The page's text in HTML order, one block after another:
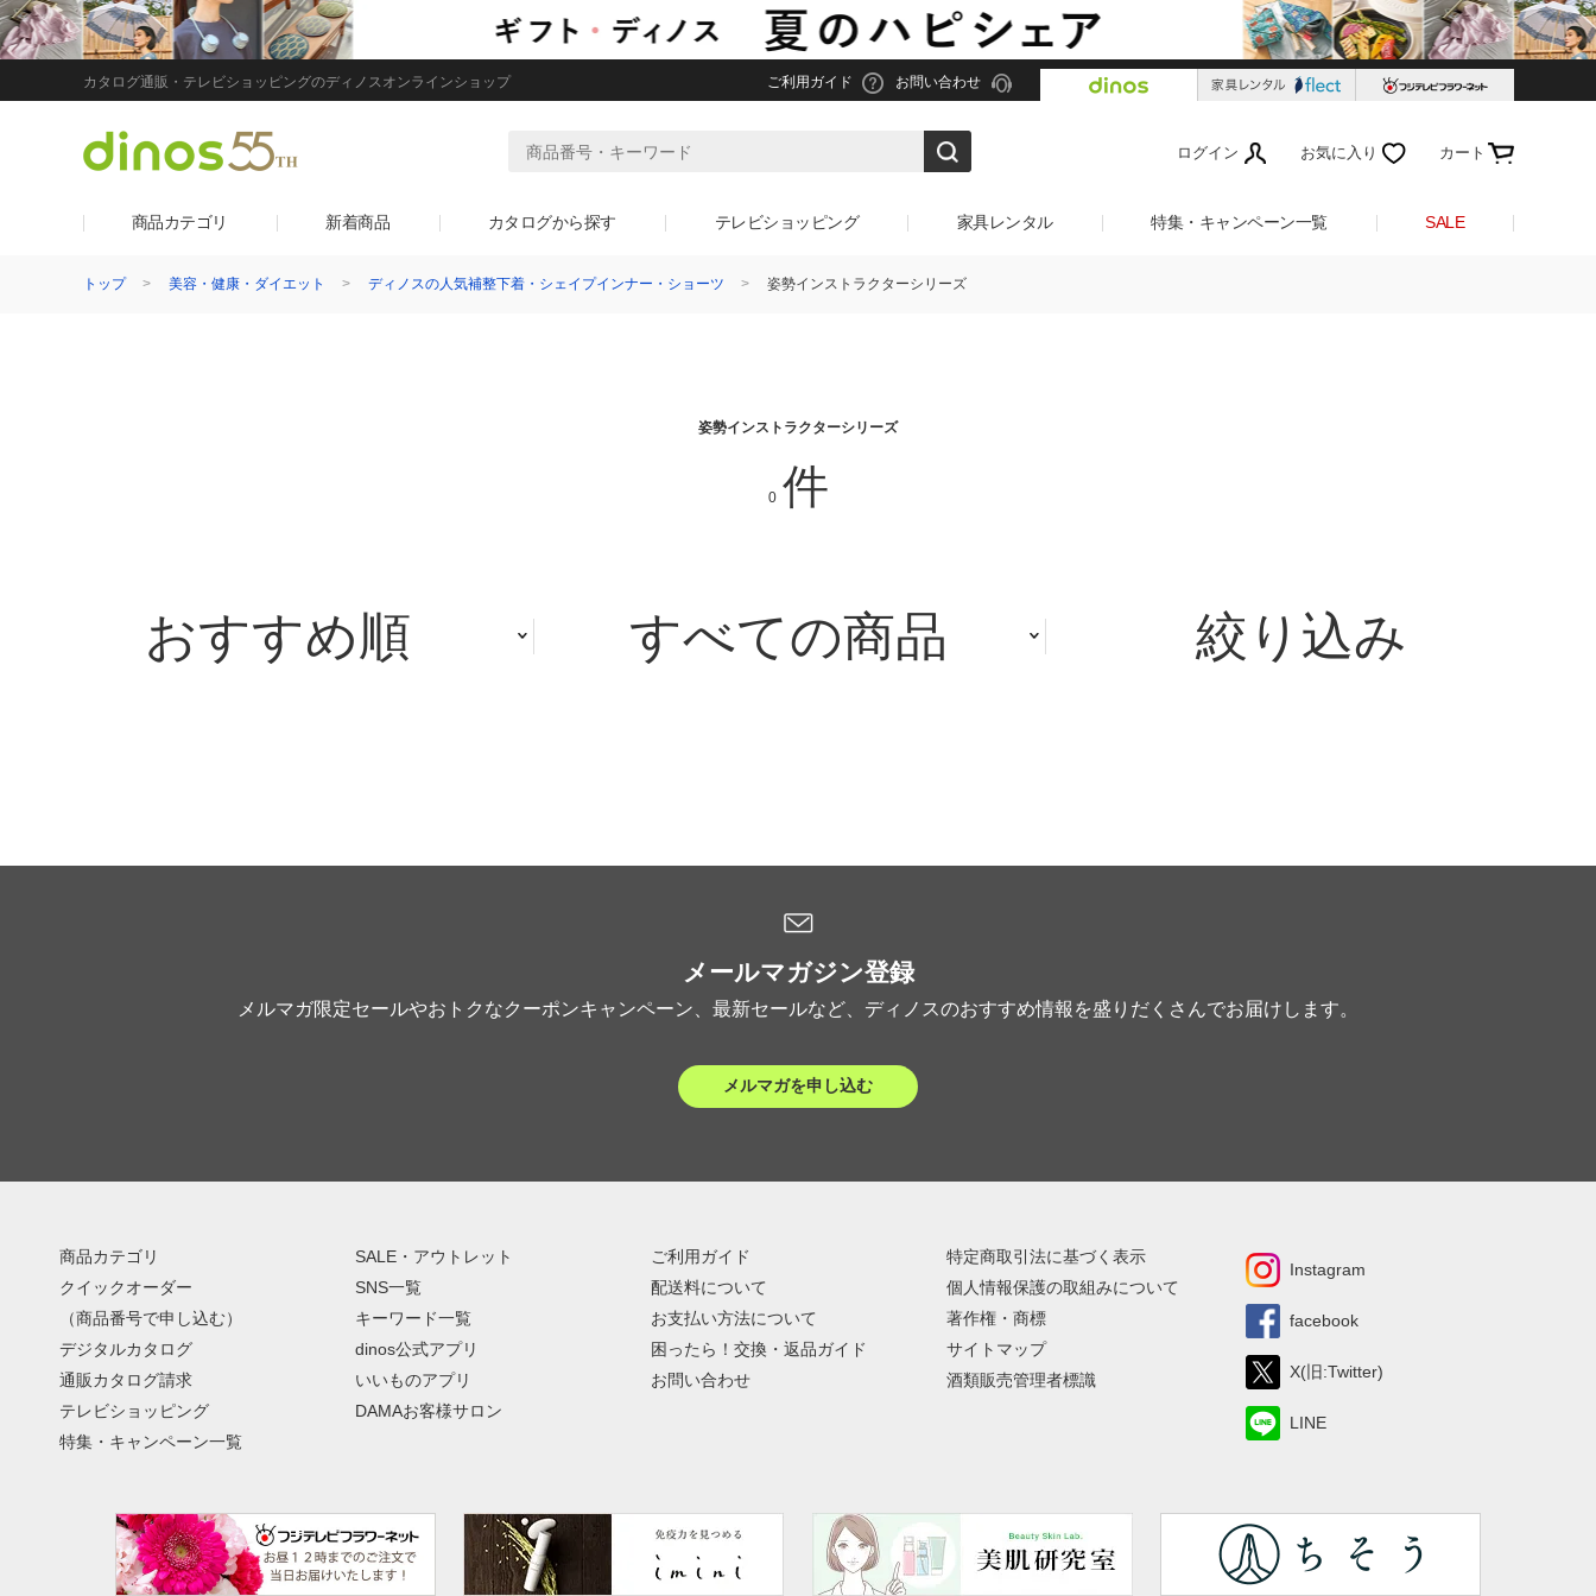
カタログ通販・テレビショッピングのディノスオンラインショップ ご利用ガイド お問い合わせ
ログイン お気に入り カート
商品カテゴリ 新着商品 カタログから探す テレビショッピング 家具レンタル 特集・キャンペーン一覧 SALE
トップ 美容・健康・ダイエット ディノスの人気補整下着・シェイプインナー・ショーツ 姿勢インストラクターシリーズ
姿勢インストラクターシリーズ
0 件
おすすめ順 すべての商品 絞り込み
メールマガジン登録
メルマガ限定セールやおトクなクーポンキャンペーン、最新セールなど、ディノスのおすすめ情報を盛りだくさんでお届けします。
メルマガを申し込む
商品カテゴリ
クイックオーダー
（商品番号で申し込む）
デジタルカタログ
通販カタログ請求
テレビショッピング
特集・キャンペーン一覧
SALE・アウトレット
SNS一覧
キーワード一覧
dinos公式アプリ
いいものアプリ
DAMAお客様サロン
ご利用ガイド
配送料について
お支払い方法について
困ったら！交換・返品ガイド
お問い合わせ
特定商取引法に基づく表示
個人情報保護の取組みについて
著作権・商標
サイトマップ
酒類販売管理者標識
Instagram
facebook
X(旧:Twitter)
LINE